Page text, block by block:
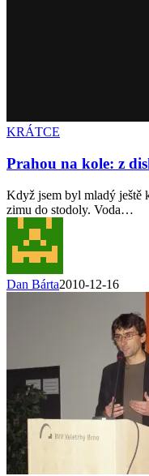
KRÁTCE
Prahou na kole: z
Když jsem byl mladý ještě
zimu do stodoly. Voda…
Dan Bárta2010-12-16